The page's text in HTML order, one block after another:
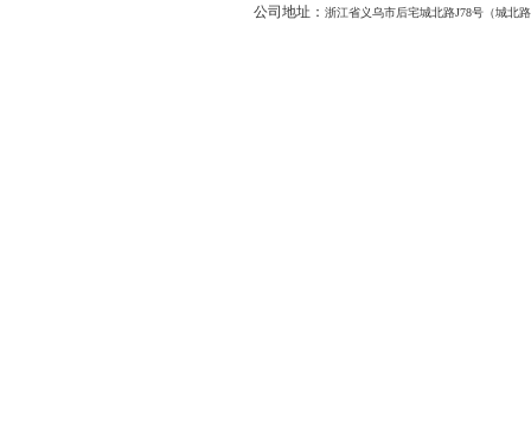
公司地址： 浙江省义乌市后宅城北路J78号（城北